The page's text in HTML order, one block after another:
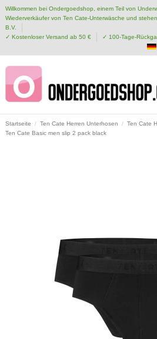
Willkommen bei Ondergoedshop, einem Teil von
Wiederverkäufer von Ten Cate-Unterwäsche und
B.V.
✓ Kostenloser Versand ab 50 €
✓ 100-Tage-
Startseite Ten Cate Herren Unterhosen
Ten Cate
Ten Cate Basic men slip 2 pack black